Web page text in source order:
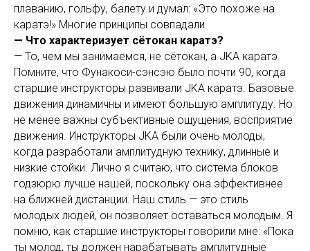
плаванию, гольфу, балету и думал: «Это похоже на
каратэ!» Многие принципы совпадали.
— Что характеризует сётокан каратэ?
— То, чем мы занимаемся, не сётокан, а JKA каратэ.
Помните, что Фунакоси-сэнсэю было почти 90, когда
старшие инструкторы развивали JKA каратэ. Базовые
движения динамичны и имеют большую амплитуду. Но
не менее важны субъективные ощущения, восприятие
движения. Инструкторы JKA были очень молоды,
когда разработали амплитудную технику, длинные и
низкие стойки. Лично я считаю, что система блоков
годзюрю лучше нашей, поскольку она эффективнее
на ближней дистанции. Наш стиль — это стиль
молодых людей, он позволяет оставаться молодым. Я
помню, как старшие инструкторы говорили мне: «Пока
ты молод, ты должен нарабатывать амплитудные